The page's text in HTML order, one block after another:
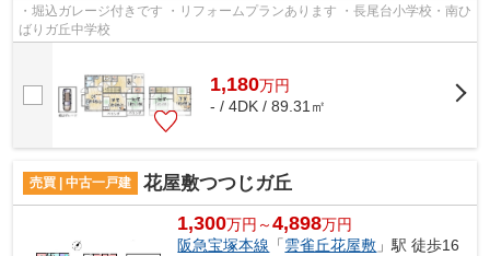
・堀込ガレージ付きです ・リフォームプランあります ・長尾台小学校・南ひ
ばりガ丘中学校
1,180万円
- / 4DK / 89.31㎡
売買 | 中古一戸建 花屋敷つつじガ丘
1,300万円～4,898万円
阪急宝塚本線 「雲雀丘花屋敷 」駅 徒歩16